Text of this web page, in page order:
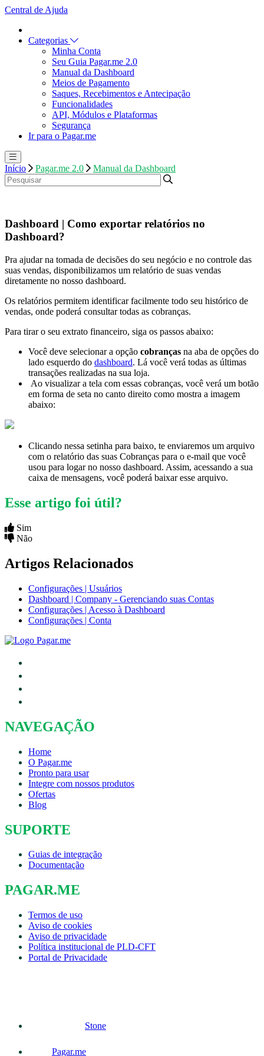
Central de Ajuda
Categorias
Minha Conta
Seu Guia Pagar.me 2.0
Manual da Dashboard
Meios de Pagamento
Saques, Recebimentos e Antecipação
Funcionalidades
API, Módulos e Plataformas
Segurança
Ir para o Pagar.me
Início Pagar.me 2.0 Manual da Dashboard
Dashboard | Como exportar relatórios no
Dashboard?
Pra ajudar na tomada de decisões do seu negócio e no controle das
suas vendas, disponibilizamos um relatório de suas vendas
diretamente no nosso dashboard.
Os relatórios permitem identificar facilmente todo seu histórico de
vendas, onde poderá consultar todas as cobranças.
Para tirar o seu extrato financeiro, siga os passos abaixo:
Você deve selecionar a opção cobranças na aba de opções do
lado esquerdo do dashboard. Lá você verá todas as últimas
transações realizadas na sua loja.
Ao visualizar a tela com essas cobranças, você verá um botão
em forma de seta no canto direito como mostra a imagem
abaixo:
Clicando nessa setinha para baixo, te enviaremos um arquivo
com o relatório das suas Cobranças para o e-mail que você
usou para logar no nosso dashboard. Assim, acessando a sua
caixa de mensagens, você poderá baixar esse arquivo.
Esse artigo foi útil?
Sim
Não
Artigos Relacionados
Configurações | Usuários
Dashboard | Company - Gerenciando suas Contas
Configurações | Acesso à Dashboard
Configurações | Conta
NAVEGAÇÃO
Home
O Pagar.me
Pronto para usar
Integre com nossos produtos
Ofertas
Blog
SUPORTE
Guias de integração
Documentação
PAGAR.ME
Termos de uso
Aviso de cookies
Aviso de privacidade
Política institucional de PLD-CFT
Portal de Privacidade
Stone
Pagar.me